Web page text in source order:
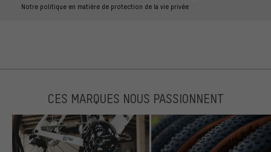
Notre politique en matière de protection de la vie privée
CES MARQUES NOUS PASSIONNENT